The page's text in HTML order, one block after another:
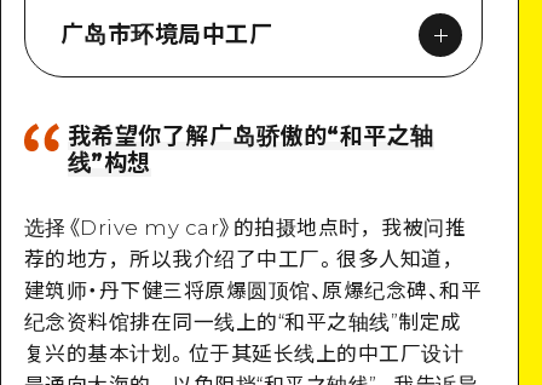
广岛市环境局中工厂
Google Maps
我希望你了解广岛骄傲的“和平之轴
线”构想
选择《Drive my car》的拍摄地点时，我被问推
荐的地方，所以我介绍了中工厂。很多人知道，
建筑师・ 丹下健三将原爆圆顶馆、原爆纪念碑、和平
纪念资料馆排在同一线上的“和平之轴线”制定成
复兴的基本计划。位于其延长线上的中工厂设计